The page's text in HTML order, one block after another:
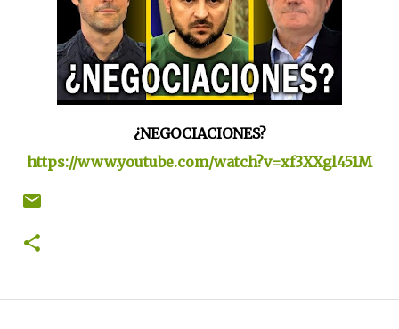
¿NEGOCIACIONES?
https://www.youtube.com/watch?v=xf3XXgl451M